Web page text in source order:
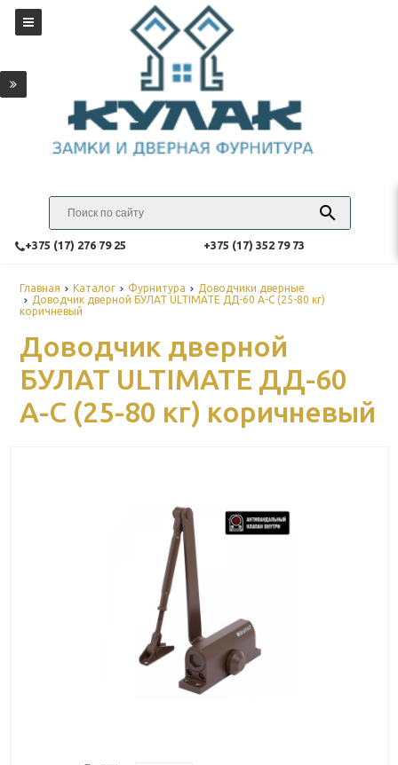
‎+375 (17) 276 79 25 ‎+375 (17) 352 79 73
Главная Каталог Фурнитура
Доводчики дверные
Доводчик дверной БУЛАТ ULTIMATE ДД-60 A-C (25-80 кг)
коричневый
Доводчик дверной
БУЛАТ ULTIMATE ДД-60
A-C (25-80 кг) коричневый